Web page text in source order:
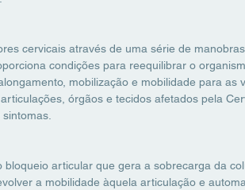
cervicais através de uma série de
condições para reequilibrar o
mobilização e mobilidade para
órgãos e tecidos afetados pela
bloqueio articular que gera a sobrecarga da
a mobilidade àquela articulação e